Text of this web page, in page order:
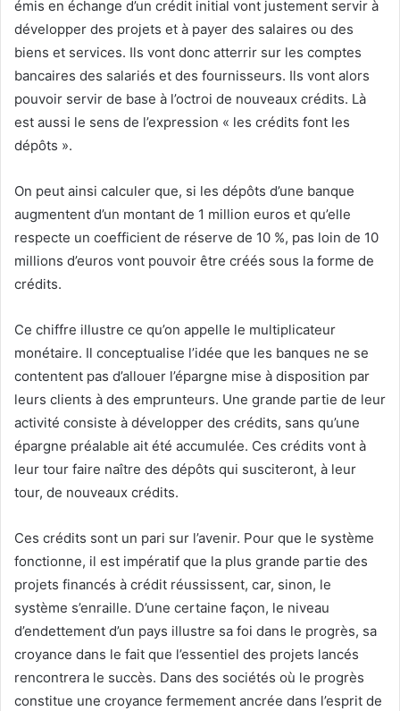
émis en échange d’un crédit initial vont justement servir à
développer des projets et à payer des salaires ou des
biens et services. Ils vont donc atterrir sur les comptes
bancaires des salariés et des fournisseurs. Ils vont alors
pouvoir servir de base à l’octroi de nouveaux crédits. Là
est aussi le sens de l’expression « les crédits font les
dépôts ».
On peut ainsi calculer que, si les dépôts d’une banque
augmentent d’un montant de 1 million euros et qu’elle
respecte un coefficient de réserve de 10 %, pas loin de 10
millions d’euros vont pouvoir être créés sous la forme de
crédits.
Ce chiffre illustre ce qu’on appelle le multiplicateur
monétaire. Il conceptualise l’idée que les banques ne se
contentent pas d’allouer l’épargne mise à disposition par
leurs clients à des emprunteurs. Une grande partie de leur
activité consiste à développer des crédits, sans qu’une
épargne préalable ait été accumulée. Ces crédits vont à
leur tour faire naître des dépôts qui susciteront, à leur
tour, de nouveaux crédits.
Ces crédits sont un pari sur l’avenir. Pour que le système
fonctionne, il est impératif que la plus grande partie des
projets financés à crédit réussissent, car, sinon, le
système s’enraille. D’une certaine façon, le niveau
d’endettement d’un pays illustre sa foi dans le progrès, sa
croyance dans le fait que l’essentiel des projets lancés
rencontrera le succès. Dans des sociétés où le progrès
constitue une croyance fermement ancrée dans l’esprit de